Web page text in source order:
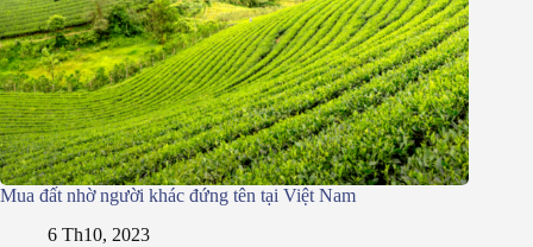
Mua đất nhờ người khác đứng tên tại Việt Nam
6 Th10, 2023